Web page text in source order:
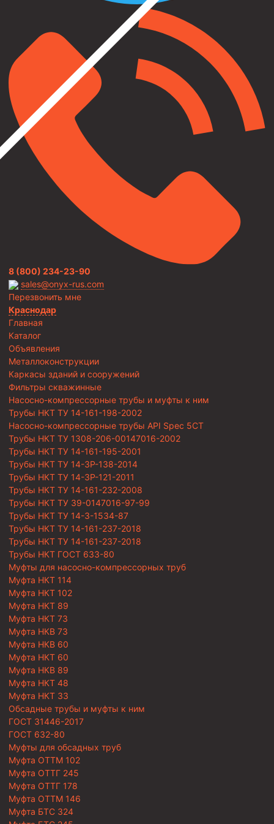
8 (800) 234-23-90
sales@onyx-rus.com
Перезвонить мне
Краснодар
Главная
Каталог
Объявления
Металлоконструкции
Каркасы зданий и сооружений
Фильтры скважинные
Насосно-компрессорные трубы и муфты к ним
Трубы НКТ ТУ 14-161-198-2002
Насосно-компрессорные трубы API Spec 5CT
Трубы НКТ ТУ 1308-206-00147016-2002
Трубы НКТ ТУ 14-161-195-2001
Трубы НКТ ТУ 14-3Р-138-2014
Трубы НКТ ТУ 14-3Р-121-2011
Трубы НКТ ТУ 14-161-232-2008
Трубы НКТ ТУ 39-0147016-97-99
Трубы НКТ ТУ 14-3-1534-87
Трубы НКТ ТУ 14-161-237-2018
Трубы НКТ ТУ 14-161-237-2018
Трубы НКТ ГОСТ 633-80
Муфты для насосно-компрессорных труб
Муфта НКТ 114
Муфта НКТ 102
Муфта НКТ 89
Муфта НКТ 73
Муфта НКВ 73
Муфта НКВ 60
Муфта НКТ 60
Муфта НКВ 89
Муфта НКТ 48
Муфта НКТ 33
Обсадные трубы и муфты к ним
ГОСТ 31446-2017
ГОСТ 632-80
Муфты для обсадных труб
Муфта ОТТМ 102
Муфта ОТТГ 245
Муфта ОТТГ 178
Муфта ОТТМ 146
Муфта БТС 324